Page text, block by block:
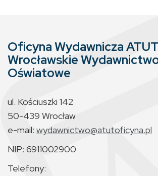
Oficyna Wydawnicza
Wrocławskie
Oświatowe
ul. Kościuszki 142
50-439 Wrocław
e-mail: wydawnictwo@atutoficyna.pl
NIP: 6911002900
Telefony: